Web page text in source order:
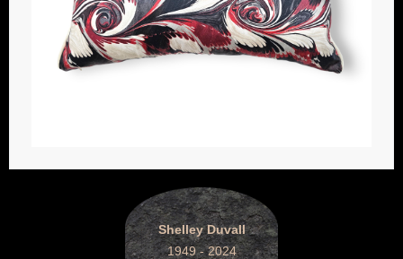
Shelley Duvall
1949 - 2024